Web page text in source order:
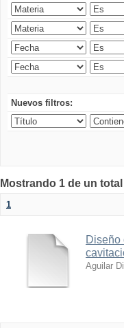
Nuevos filtros:
Mostrando 1 de un
1
Diseño
Aguilar